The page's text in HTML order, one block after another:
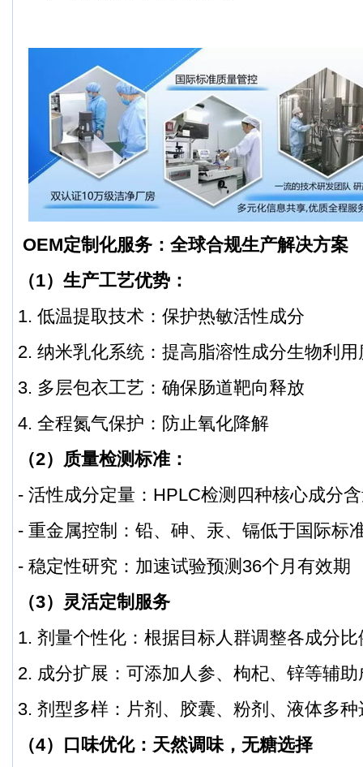
OEM定制化服务：全球合规生产解决方案
（1）生产工艺优势：
1. 低温提取技术：保护热敏活性成分
2. 纳米乳化系统：提高脂溶性成分生物利用
3. 多层包衣工艺：确保肠道靶向释放
4. 全程氮气保护：防止氧化降解
（2）质量检测标准：
- 活性成分定量：HPLC检测四种核心成分
- 重金属控制：铅、砷、汞、镉低于国际标
- 稳定性研究：加速试验预测36个月有效期
（3）灵活定制服务
1. 剂量个性化：根据目标人群调整各成分比
2. 成分扩展：可添加人参、枸杞、锌等辅助
3. 剂型多样：片剂、胶囊、粉剂、液体多种
（4）口味优化：天然调味，无糖选择